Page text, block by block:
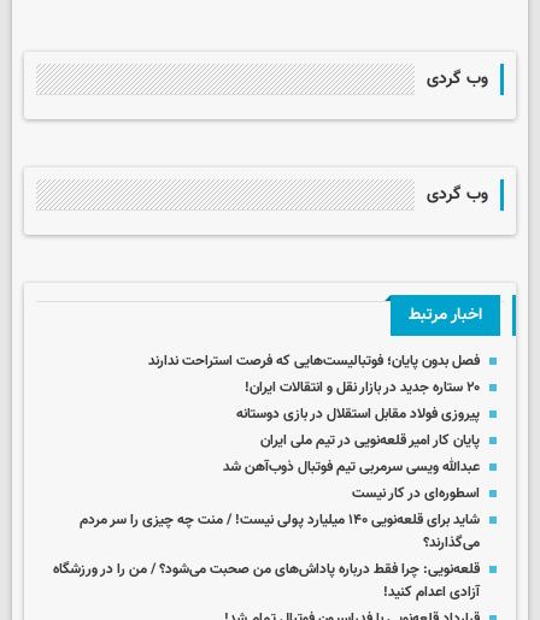
وب گردی
وب گردی
اخبار مرتبط
فصل بدون پایان؛ فوتبالیست‌هایی که فرصت استراحت ندارند
۲۰ ستاره جدید در بازار نقل و انتقالات ایران!
پیروزی فولاد مقابل استقلال در بازی دوستانه
پایان کار امیر قلعه‌نویی در تیم ملی ایران
عبدالله ویسی سرمربی تیم فوتبال ذوب‌آهن شد
اسطوره‌ای در کار نیست
شاید برای قلعه‌نویی ۱۴۰ میلیارد پولی نیست! / منت چه چیزی را سر مردم
می‌گذارند؟
قلعه‌نویی: چرا فقط درباره پاداش‌های من صحبت می‌شود؟ / من را در ورزشگاه
آزادی اعدام کنید!